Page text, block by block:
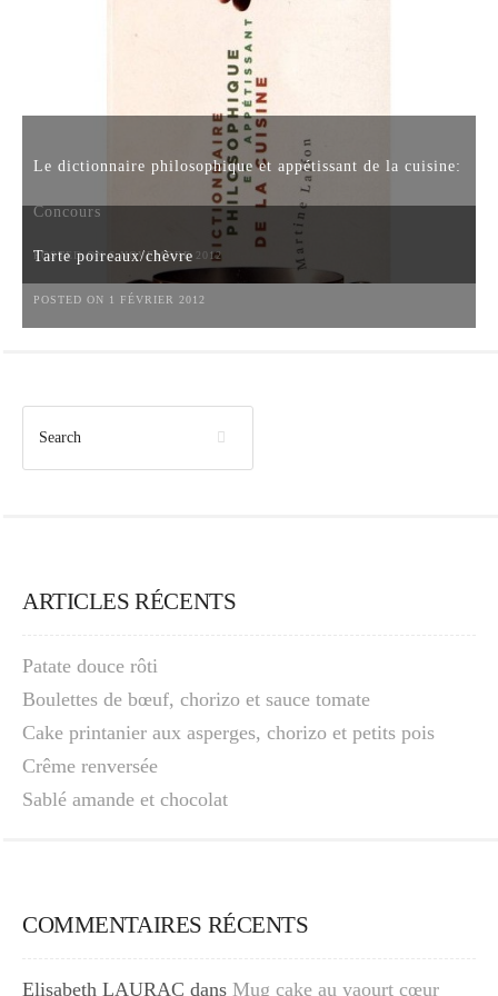
Le dictionnaire philosophique et appétissant de la cuisine:
Concours
POSTED ON 6 NOVEMBRE 2012
Tarte poireaux/chèvre
POSTED ON 1 FÉVRIER 2012
ARTICLES RÉCENTS
Patate douce rôti
Boulettes de bœuf, chorizo et sauce tomate
Cake printanier aux asperges, chorizo et petits pois
Crême renversée
Sablé amande et chocolat
COMMENTAIRES RÉCENTS
Elisabeth LAURAC dans Mug cake au yaourt cœur